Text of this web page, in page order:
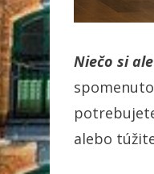
Niečo si
alebo